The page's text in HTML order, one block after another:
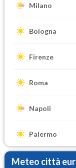
Milano
Bologna
Firenze
Roma
Napoli
Palermo
Meteo città